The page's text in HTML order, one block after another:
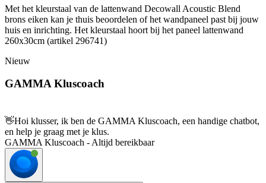
Met het kleurstaal van de lattenwand Decowall Acoustic Blend
brons eiken kan je thuis beoordelen of het wandpaneel past bij jouw
huis en inrichting. Het kleurstaal hoort bij het paneel lattenwand
260x30cm (artikel 296741)
Nieuw
GAMMA Kluscoach
👋Hoi klusser, ik ben de GAMMA Kluscoach, een handige chatbot,
en help je graag met je klus.
GAMMA Kluscoach - Altijd bereikbaar